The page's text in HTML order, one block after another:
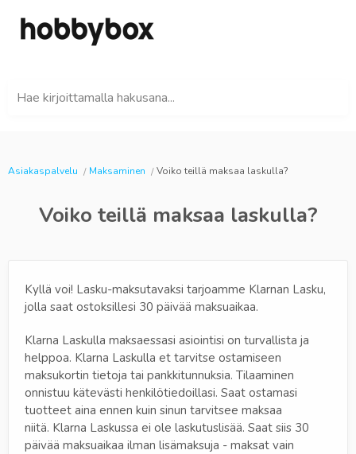
Hae kirjoittamalla hakusana...
Asiakaspalvelu Maksaminen Voiko teillä maksaa laskulla?
Voiko teillä maksaa laskulla?
Kyllä voi! Lasku-maksutavaksi tarjoamme Klarnan Lasku,
jolla saat ostoksillesi 30 päivää maksuaikaa.
Klarna Laskulla maksaessasi asiointisi on turvallista ja
helppoa. Klarna Laskulla et tarvitse ostamiseen
maksukortin tietoja tai pankkitunnuksia. Tilaaminen
onnistuu kätevästi henkilötiedoillasi. Saat ostamasi
tuotteet aina ennen kuin sinun tarvitsee maksaa
niitä. Klarna Laskussa ei ole laskutuslisää. Saat siis 30
päivää maksuaikaa ilman lisämaksuja - maksat vain